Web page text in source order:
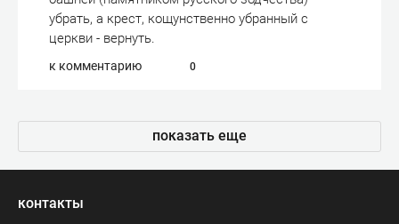
убрать, а крест, кощунственно убранный с
церкви - вернуть.
к комментарию 0
показать еще
контакты